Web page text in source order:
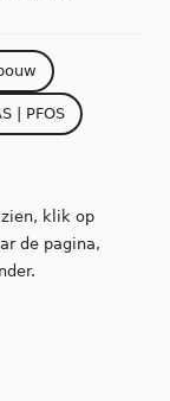
| PFOS
klik op
de pagina,